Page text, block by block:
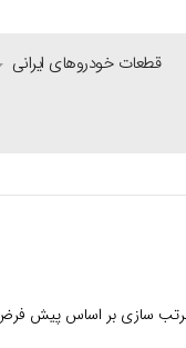
قطعات خودروهای ایرانی